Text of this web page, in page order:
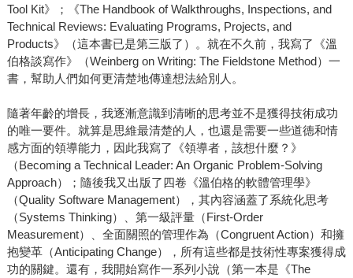
Tool Kit》；《The Handbook of Walkthroughs, Inspections, and
Technical Reviews: Evaluating Programs, Projects, and
Products》（這本書已是第三版了）。就在不久前，我寫了《溫
伯格談寫作》（Weinberg on Writing: The Fieldstone Method）一
書，幫助人們如何更清楚地傳達想法給別人。
隨著年齡的增長，我逐漸意識到清晰的思考並不是獲得技術成功
的唯一要件。就算是思維最清楚的人，也還是需要一些道德和情
感方面的領導能力，因此我寫了《領導者，該想什麼？》
（Becoming a Technical Leader: An Organic Problem-Solving
Approach）；隨後我又出版了四卷《溫伯格的軟體管理學》
（Quality Software Management），其內容涵蓋了系統化思考
（Systems Thinking）、第一級評量（First-Order
Measurement）、全面關照的管理作為（Congruent Action）和擁
抱變革（Anticipating Change），所有這些都是技術性專案獲得成
功的關鍵。還有，我開始寫作一系列小說（第一本是《The